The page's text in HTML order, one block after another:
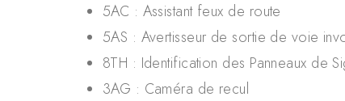
5AC : Assistant feux de route
5AS : Avertisseur de sortie de voie
8TH : Identification des Panneaux de
3AG : Caméra de recul